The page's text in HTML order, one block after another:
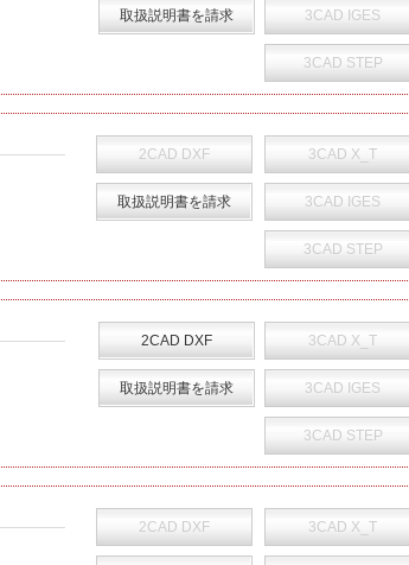
取扱説明書を請求 3CAD IGES
3CAD STEP
2CAD DXF
取扱説明書を請求
3CAD X_T
3CAD IGES
3CAD STEP
2CAD DXF
取扱説明書を請求
3CAD X_T
3CAD IGES
3CAD STEP
2CAD DXF 3CAD X_T